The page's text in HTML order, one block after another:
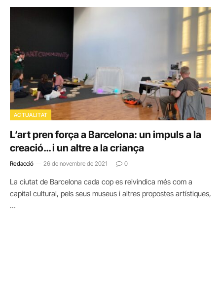
ACTUALITAT
L’art pren força a Barcelona: un impuls a la
creació… i un altre a la criança
Redacció 26 de novembre de 2021 0
La ciutat de Barcelona cada cop es reivindica més com a
capital cultural, pels seus museus i altres propostes artístiques,
…